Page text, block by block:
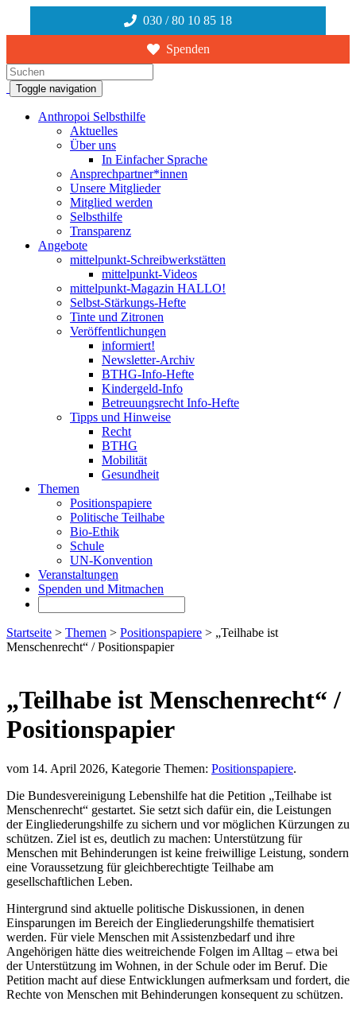
030 / 80 10 85 18
Spenden
Suchen
Toggle navigation
Anthropoi Selbsthilfe
Aktuelles
Über uns
In Einfacher Sprache
Ansprechpartner*innen
Unsere Mitglieder
Mitglied werden
Selbsthilfe
Transparenz
Angebote
mittelpunkt-Schreibwerkstätten
mittelpunkt-Videos
mittelpunkt-Magazin HALLO!
Selbst-Stärkungs-Hefte
Tinte und Zitronen
Veröffentlichungen
informiert!
Newsletter-Archiv
BTHG-Info-Hefte
Kindergeld-Info
Betreuungsrecht Info-Hefte
Tipps und Hinweise
Recht
BTHG
Mobilität
Gesundheit
Themen
Positionspapiere
Politische Teilhabe
Bio-Ethik
Schule
UN-Konvention
Veranstaltungen
Spenden und Mitmachen
Startseite > Themen > Positionspapiere > „Teilhabe ist
Menschenrecht“ / Positionspapier
„Teilhabe ist Menschenrecht“ /
Positionspapier
vom 14. April 2026, Kategorie Themen: Positionspapiere.
Die Bundesvereinigung Lebenshilfe hat die Petition „Teilhabe ist
Menschenrecht“ gestartet. Sie setzt sich dafür ein, die Leistungen
der Eingliederungshilfe zu sichern und vor möglichen Kürzungen zu
schützen. Ziel ist es, deutlich zu machen: Unterstützung für
Menschen mit Behinderungen ist keine freiwillige Leistung, sondern
eine Voraussetzung für gleichberechtigte Teilhabe am
gesellschaftlichen Leben.
Hintergrund sind aktuelle politische Diskussionen, in denen
Einsparungen im Bereich der Eingliederungshilfe thematisiert
werden. Für viele Menschen mit Assistenzbedarf und ihre
Angehörigen hätte dies weitreichende Folgen im Alltag – etwa bei
der Unterstützung im Wohnen, in der Schule oder im Beruf. Die
Petition macht auf diese Entwicklungen aufmerksam und fordert, die
Rechte von Menschen mit Behinderungen konsequent zu schützen.